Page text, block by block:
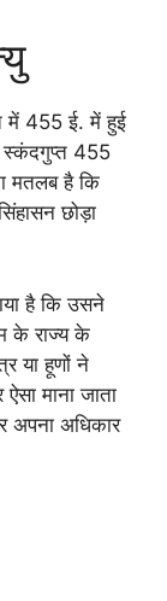
में 455 ई. में हुई
स्कंदगुप्त 455
मतलब है कि
छोड़ा
है कि उसने
के राज्य के
या हूणों ने
माना जाता
अपना अधिकार